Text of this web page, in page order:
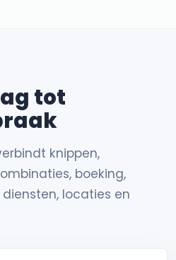
tot
knippen,
boeking,
locaties en